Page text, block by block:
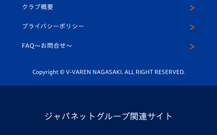
平和祈念活動
ホームタウン活動
スクール
ヴィヴィくんインスタグラム
公式LINE＠
クラブ概要
プライバシーポリシー
FAQ〜お問合せ〜
Copyright © V-VAREN NAGASAKI. ALL RIGHT RESERVED.
ジャパネットグループ関連サイト